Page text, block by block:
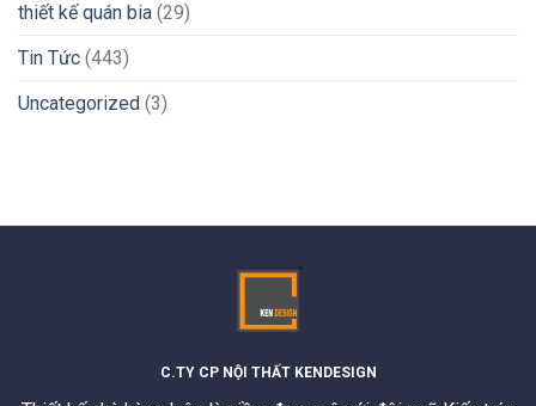
thiết kế quán bia (29)
Tin Tức (443)
Uncategorized (3)
C.TY CP NỘI THẤT KENDESIGN